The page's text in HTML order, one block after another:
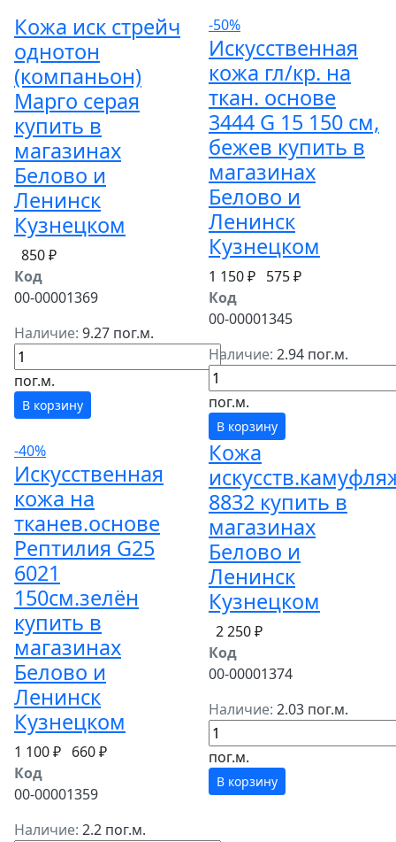
Кожа иск стрейч
однотон
(компаньон)
Марго серая
купить в
магазинах
Белово и
Ленинск
Кузнецком
850 ₽
Код
00-00001369
Наличие: 9.27 пог.м.
пог.м.
В корзину
-50%
Искусственная
кожа гл/кр. на
ткан. основе
3444 G 15 150 см,
бежев купить в
магазинах
Белово и
Ленинск
Кузнецком
1 150 ₽ 575 ₽
Код
00-00001345
Наличие: 2.94 пог.м.
пог.м.
В корзину
-40%
Искусственная
кожа на
тканев.основе
Рептилия G25
6021
150см.зелён
купить в
магазинах
Белово и
Ленинск
Кузнецком
1 100 ₽ 660 ₽
Код
00-00001359
Наличие: 2.2 пог.м.
Кожа
8832 купить в
магазинах
Белово и
Ленинск
Кузнецком
2 250 ₽
Код
00-00001374
Наличие: 2.03 пог.м.
пог.м.
В корзину